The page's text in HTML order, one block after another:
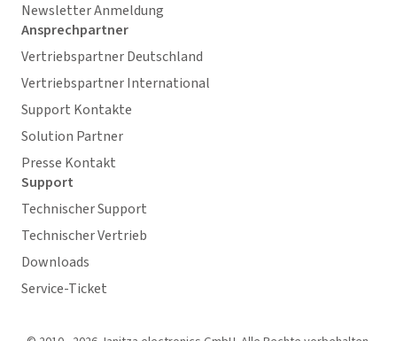
Newsletter Anmeldung
Ansprechpartner
Vertriebspartner Deutschland
Vertriebspartner International
Support Kontakte
Solution Partner
Presse Kontakt
Support
Technischer Support
Technischer Vertrieb
Downloads
Service-Ticket